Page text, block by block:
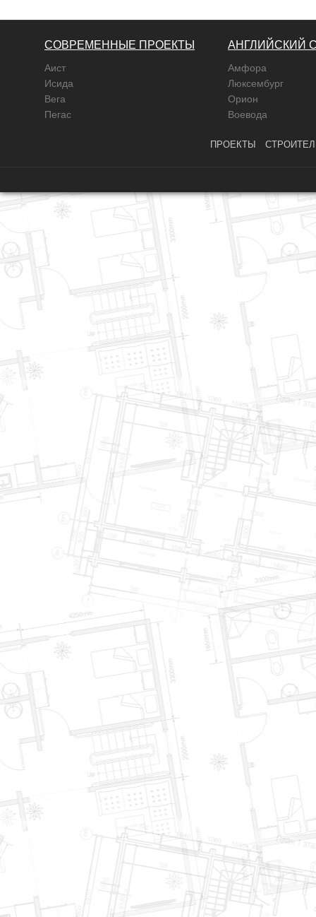
СОВРЕМЕННЫЕ ПРОЕКТЫ
Аист
Исида
Вега
Пегас
АНГЛИЙСКИЙ
Амфора
Люксембург
Орион
Воевода
ПРОЕКТЫ